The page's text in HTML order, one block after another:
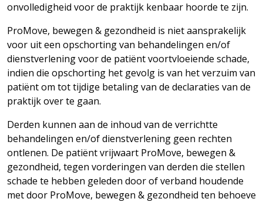
onvolledigheid voor de praktijk kenbaar hoorde te zijn.
ProMove, bewegen & gezondheid is niet aansprakelijk
voor uit een opschorting van behandelingen en/of
dienstverlening voor de patiënt voortvloeiende schade,
indien die opschorting het gevolg is van het verzuim van
patiënt om tot tijdige betaling van de declaraties van de
praktijk over te gaan.
Derden kunnen aan de inhoud van de verrichtte
behandelingen en/of dienstverlening geen rechten
ontlenen. De patiënt vrijwaart ProMove, bewegen &
gezondheid, tegen vorderingen van derden die stellen
schade te hebben geleden door of verband houdende
met door ProMove, bewegen & gezondheid ten behoeve